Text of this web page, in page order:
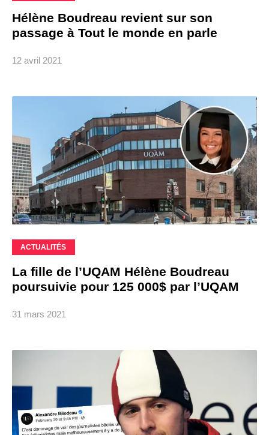
Hélène Boudreau revient sur son
passage à Tout le monde en parle
12 avril 2021
ACTUALITÉS
La fille de l’UQAM Hélène Boudreau
poursuivie pour 125 000$ par l’UQAM
31 mars 2021